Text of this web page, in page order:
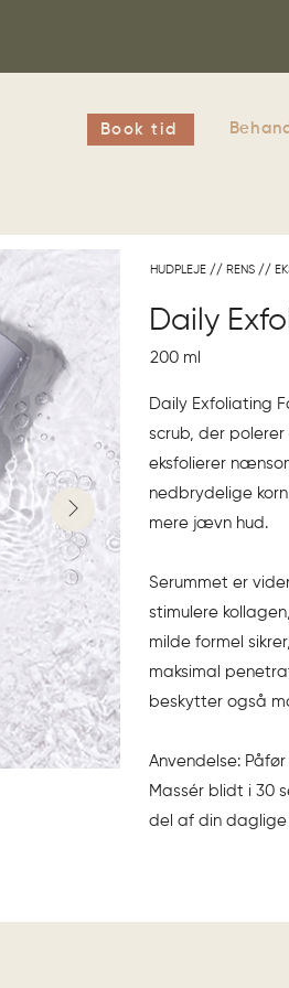
Book tid
HUDPLEJE // RENS //
Daily
200 ml
Daily Exfoliating
scrub, der polerer
eksfolierer
nedbrydelige
mere jævn hud.
Serummet er
stimulere
milde formel
maksimal
beskytter også
Anvendelse:
Massér blidt i 30
del af din daglige